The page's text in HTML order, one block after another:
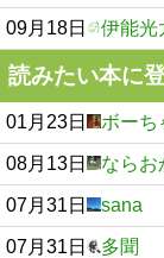
09月18日 伊能光
読みたい本に
01月23日 ボーち
08月13日 ならお
07月31日 sana
07月31日 多聞